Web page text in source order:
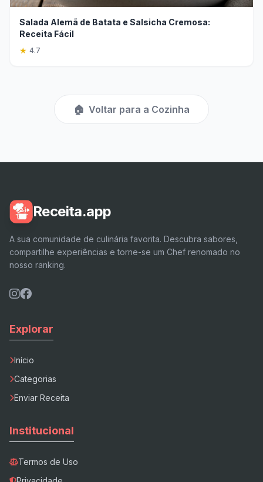
Salada Alemã de Batata e Salsicha Cremosa:
Receita Fácil
★ 4.7
🏠 Voltar para a Cozinha
Receita.app
A sua comunidade de culinária favorita. Descubra sabores,
compartilhe experiências e torne-se um Chef renomado no
nosso ranking.
Explorar
Início
Categorias
Enviar Receita
Institucional
Termos de Uso